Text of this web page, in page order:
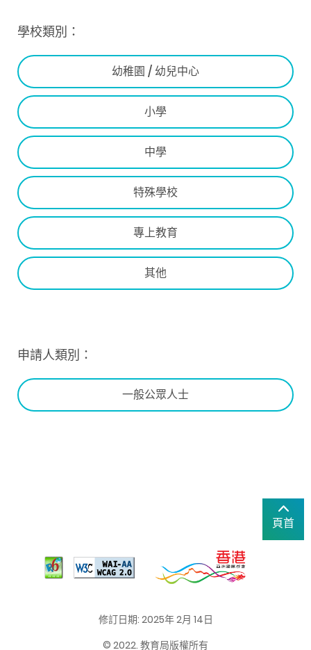
學校類別：
幼稚園 / 幼兒中心
小學
中學
特殊學校
專上教育
其他
申請人類別：
一般公眾人士
頁首
修訂日期: 2025年 2月 14日
© 2022. 教育局版權所有